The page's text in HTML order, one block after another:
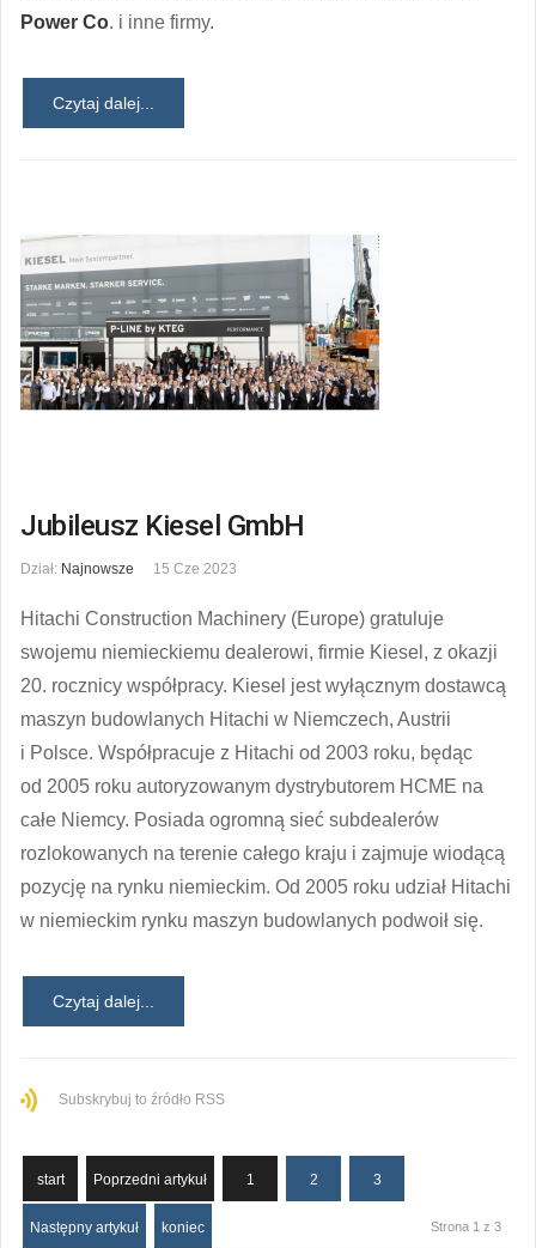
Power Co. i inne firmy.
Czytaj dalej...
Jubileusz Kiesel GmbH
Dział: Najnowsze 15 Cze 2023
Hitachi Construction Machinery (Europe) gratuluje
swojemu niemieckiemu dealerowi, firmie Kiesel, z okazji
20. rocznicy współpracy. Kiesel jest wyłącznym dostawcą
maszyn budowlanych Hitachi w Niemczech, Austrii
i Polsce. Współpracuje z Hitachi od 2003 roku, będąc
od 2005 roku autoryzowanym dystrybutorem HCME na
całe Niemcy. Posiada ogromną sieć subdealerów
rozlokowanych na terenie całego kraju i zajmuje wiodącą
pozycję na rynku niemieckim. Od 2005 roku udział Hitachi
w niemieckim rynku maszyn budowlanych podwoił się.
Czytaj dalej...
Subskrybuj to źródło RSS
start Poprzedni artykuł 1 2 3
Następny artykuł koniec Strona 1 z 3